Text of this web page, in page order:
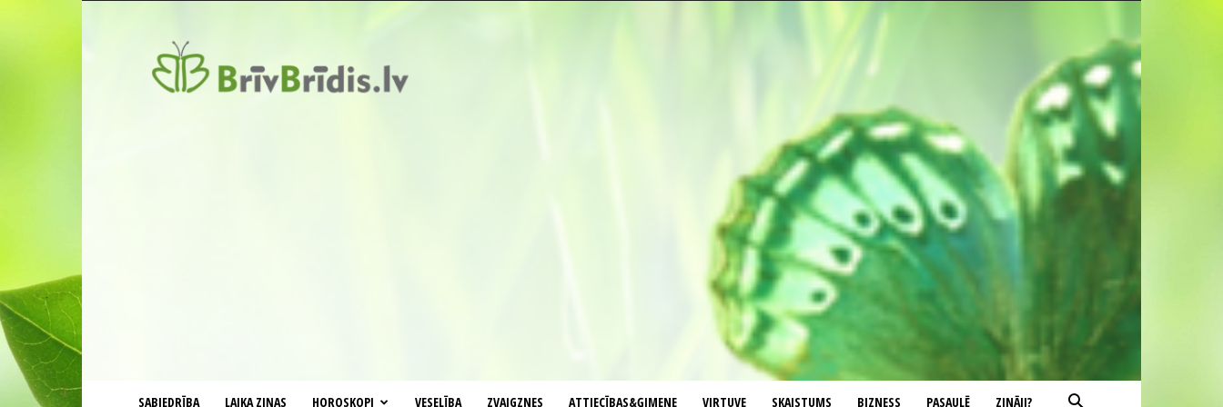
SABIEDRĪBA LAIKA ZIŅAS HOROSKOPI VESELĪBA ZVAIGZNES ATTIECĪBAS&ĢIMENE VIRTUVE SKAISTUMS BIZNESS PASAULĒ ZINĀJI?